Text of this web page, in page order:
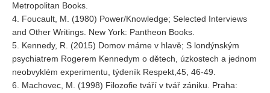
Metropolitan Books.
4. Foucault, M. (1980) Power/Knowledge; Selected Interviews
and Other Writings. New York: Pantheon Books.
5. Kennedy, R. (2015) Domov máme v hlavě; S londýnským
psychiatrem Rogerem Kennedym o dětech, úzkostech a jednom
neobvyklém experimentu, týdeník Respekt,45, 46-49.
6. Machovec, M. (1998) Filozofie tváří v tvář zániku. Praha: